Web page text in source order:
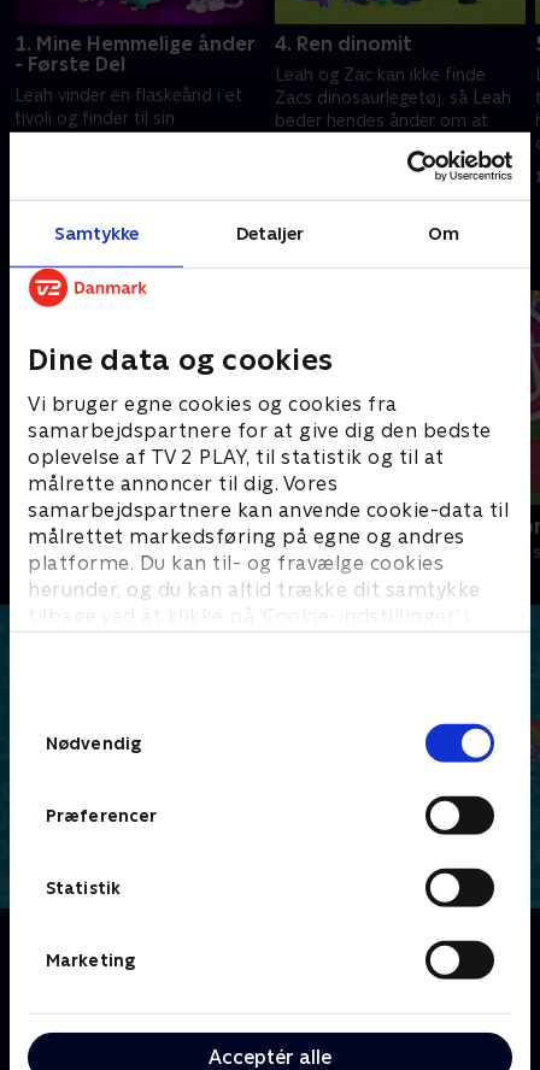
Samtykke Detaljer Om
Dine data og cookies
Vi bruger egne cookies og cookies fra
samarbejdspartnere for at give dig den bedste
oplevelse af TV 2 PLAY, til statistik og til at
målrette annoncer til dig. Vores
samarbejdspartnere kan anvende cookie-data til
målrettet markedsføring på egne og andres
platforme. Du kan til- og fravælge cookies
herunder, og du kan altid trække dit samtykke
tilbage ved at klikke på ’Cookie-indstillinger’ i
Nødvendig
Præferencer
Statistik
Marketing
Acceptér alle
1. Mine Hemmelige ånder
- Første Del
Leah vinder en flaskeånd i et
tivoli og finder til sin
1. juli 2021 • 22 min
4. Ren dinomit
Leah og Zac kan ikke finde
Zacs dinosaurlegetøj, så Leah
beder hendes ånder om at
med en vaskeægte
Andre så også
Dino Deluxe
Børneserier • 1 sæsoner
My Little
Børneserier • 2
Et par tvillingesøstre ,der er i lære som ånder,
forsøget på at opfylde ønsker for deres bedste ven
Leah.